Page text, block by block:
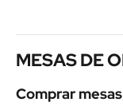
MESAS DE
Comprar